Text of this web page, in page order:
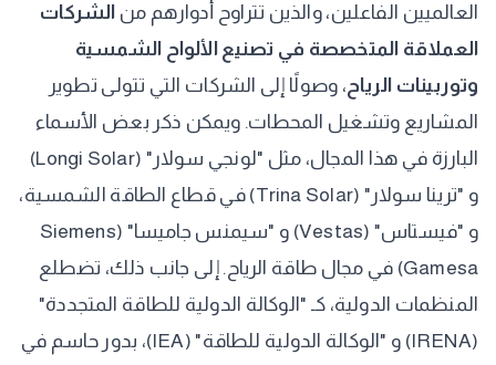
العالميين الفاعلين، والذين تتراوح أدوارهم من الشركات
العملاقة المتخصصة في تصنيع الألواح الشمسية
وتوربينات الرياح، وصولًا إلى الشركات التي تتولى تطوير
المشاريع وتشغيل المحطات. ويمكن ذكر بعض الأسماء
البارزة في هذا المجال، مثل "لونجي سولار" (Longi Solar)
و "ترينا سولار" (Trina Solar) في قطاع الطاقة الشمسية،
و "فيستاس" (Vestas) و "سيمنس جاميسا" (Siemens
Gamesa) في مجال طاقة الرياح. إلى جانب ذلك، تضطلع
المنظمات الدولية، كـ "الوكالة الدولية للطاقة المتجددة"
(IRENA) و "الوكالة الدولية للطاقة" (IEA)، بدور حاسم في